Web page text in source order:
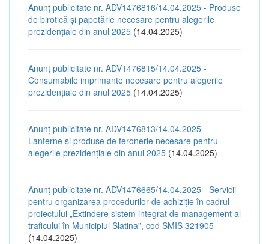
Anunț publicitate nr. ADV1476816/14.04.2025 - Produse
de birotică și papetărie necesare pentru alegerile
prezidențiale din anul 2025 (14.04.2025)
Anunț publicitate nr. ADV1476815/14.04.2025 -
Consumabile imprimante necesare pentru alegerile
prezidențiale din anul 2025 (14.04.2025)
Anunț publicitate nr. ADV1476813/14.04.2025 -
Lanterne și produse de feronerie necesare pentru
alegerile prezidențiale din anul 2025 (14.04.2025)
Anunț publicitate nr. ADV1476665/14.04.2025 - Servicii
pentru organizarea procedurilor de achiziție în cadrul
proiectului „Extindere sistem integrat de management al
traficului în Municipiul Slatina”, cod SMIS 321905
(14.04.2025)